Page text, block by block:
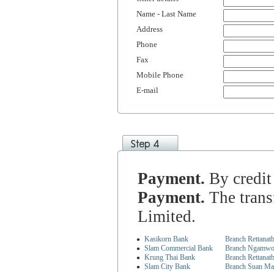
Name - Last Name
Address
Phone
Fax
Mobile Phone
E-mail
Payment. By
Payment. The
Limited.
Kasikorn Bank
Branch
Slam Commercial Bank
Branch
Krung Thai Bank
Branch
Slam City Bank
Branch Suan